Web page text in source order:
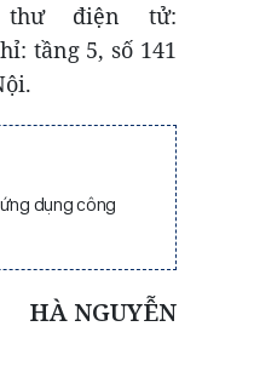
điện tử:
tầng 5, số 141
dụng công
HÀ NGUYỄN